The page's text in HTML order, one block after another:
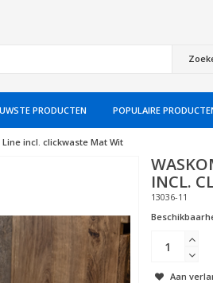
PRODUCTEN POPULAIRE
incl. clickwaste Mat Wit
INCL.
13036-11
Aan